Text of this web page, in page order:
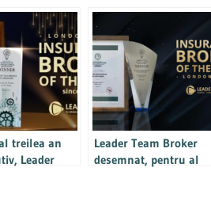
treilea an
Leader
Leader Team Broker
desemnat, pentru al